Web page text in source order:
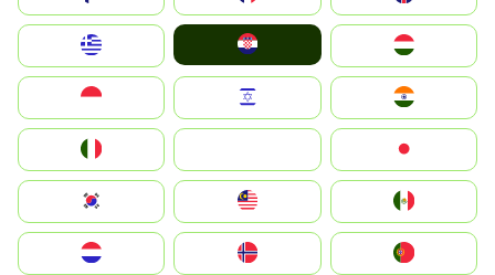
Magyarország
South Korea